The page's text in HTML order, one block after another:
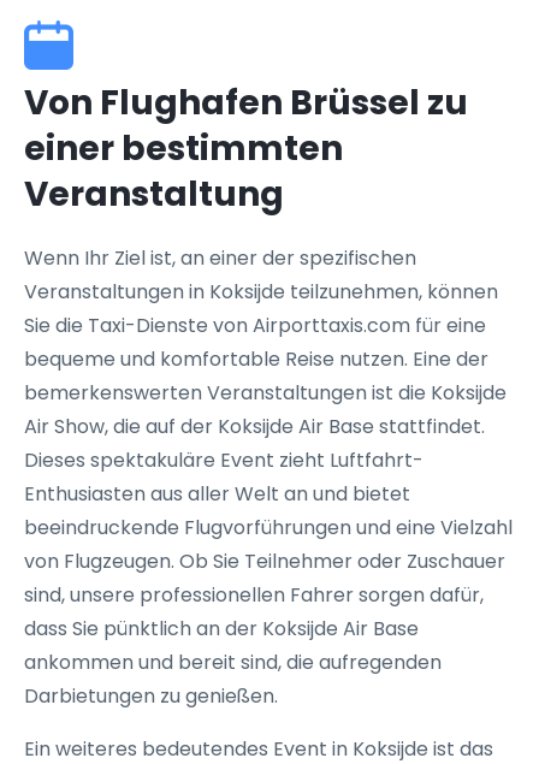
Von Flughafen Brüssel zu
einer bestimmten
Veranstaltung
Wenn Ihr Ziel ist, an einer der spezifischen
Veranstaltungen in Koksijde teilzunehmen, können
Sie die Taxi-Dienste von Airporttaxis.com für eine
bequeme und komfortable Reise nutzen. Eine der
bemerkenswerten Veranstaltungen ist die Koksijde
Air Show, die auf der Koksijde Air Base stattfindet.
Dieses spektakuläre Event zieht Luftfahrt-
Enthusiasten aus aller Welt an und bietet
beeindruckende Flugvorführungen und eine Vielzahl
von Flugzeugen. Ob Sie Teilnehmer oder Zuschauer
sind, unsere professionellen Fahrer sorgen dafür,
dass Sie pünktlich an der Koksijde Air Base
ankommen und bereit sind, die aufregenden
Darbietungen zu genießen.
Ein weiteres bedeutendes Event in Koksijde ist das